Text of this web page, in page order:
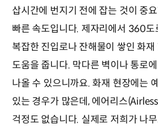
삽시간에 번지기 전에 잡는 것이 중
빠른 속도입니다. 제자리에서 360도
복잡한 진입로나 잔해물이 쌓인 화
도움을 줍니다. 막다른 벽이나 통로
나올 수 있으니까요. 화재 현장에는
있는 경우가 많은데, 에어리스
걱정도 없습니다. 실제로 저희가 나